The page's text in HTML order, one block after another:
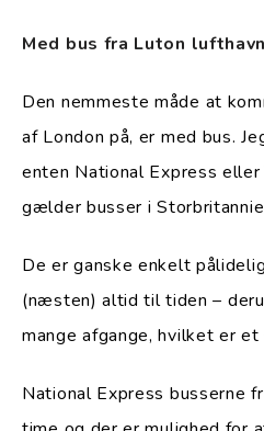
Med bus fra Luton
Den nemmeste måde at
af London på, er med bus.
enten National Express
gælder busser i
De er ganske enkelt
(næsten) altid til tiden –
mange afgange, hvilket er
National Express busserne